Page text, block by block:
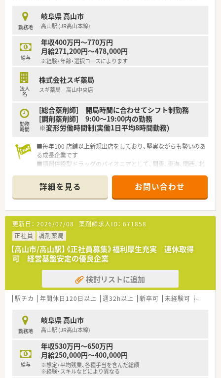
■充実した研修制度、人事制度、評価制度、キャリア支援制度等
があるのも特徴です
勤務地
岐阜県 高山市
高山駅 (JR高山本線)
給与
年収400万円～770万円
月給271,200円～478,000円
※経験・年齢・選択コースによります
法人
名
株式会社スギ薬局
スギ薬局 高山中央店
勤務
時間
[総合薬剤師] 開局時間に合わせてシフト制勤務
[調剤薬剤師] 9:00～19:00内の勤務
※変形労働時間制(実働1日平均8時間勤務)
■毎年100 店舗以上新規出店をしており、堅実ながらも勢いのあ
る成長企業です
■調剤併設型ドラッグのパイオニアとして、関東、東海、関西、北
■研修制度は様々なプランがあり、集合研修だけでなく任意で受
講可能な研修も幅広く用意されています
■店舗で活躍する従業員、社外で活躍する従業員、将来経営幹部
となる従業員など、薬剤師として様々な活躍ができるフィールド
を用意されています
■総合薬剤師・調剤薬剤師（土日休み・19時までの勤務）どちらか
の働き方を選択できます
■調剤併設型だけでなく「医療モール・クリニック併設店舗」「敷
地内薬局」「訪問調剤特化型店舗」など様々な店舗を運営してい
ます
■在宅医療にも積極的取り組んでおり「訪問調剤特化型店舗」を
50店舗以上、無菌調剤室は業界最多の51店舗設置しています
■「プラチナくるみん認定企業」「健康経営優良法人2023（大規模
法人部門）認定」等を取得し一人ひとりが働きやすい環境が整備
■充実した研修制度、人事制度、評価制度、キャリア支援制度等
があるのも特徴です
詳細を見る お問い合わせ
更新日： 2026/07/08 薬剤師求人ID： 671858
正社員
調剤薬局
【高山市/高山駅】《正社員募集》福利厚生充実 連休取得
可 経営基盤安定の優良企業
検討リストに追加
駅チカ 年間休日120日以上 週32h以上 新卒可 未経験可 ブラン
勤務地
岐阜県 高山市
高山駅 (JR高山本線)
給与
年収530万円～650万円
月給250,000円～400,000円
※想定・平均残業、各種手当を含んだ総額
※経験・スキルなどにより異なる